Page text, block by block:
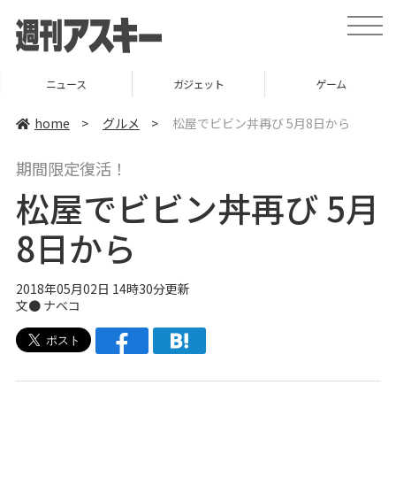
t
o
i
o
n
ニュース ガジェット ゲーム
home > グルメ > 松屋でビビン丼再び 5月8日から
期間限定復活！
松屋でビビン丼再び 5月
8日から
2018年05月02日 14時30分更新
文● ナベコ